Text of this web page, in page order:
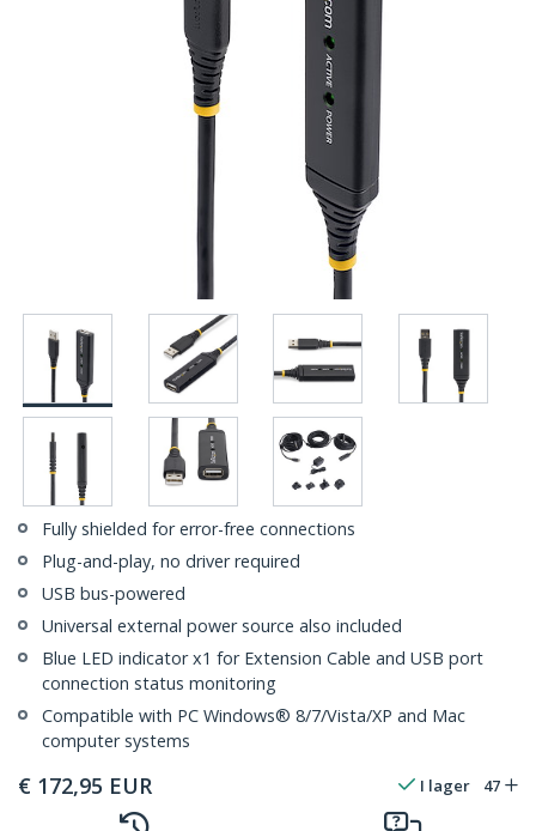
Fully shielded for error-free connections
Plug-and-play, no driver required
USB bus-powered
Universal external power source also included
Blue LED indicator x1 for Extension Cable and USB port
connection status monitoring
Compatible with PC Windows® 8/7/Vista/XP and Mac
computer systems
€ 172,95 EUR I lager 47